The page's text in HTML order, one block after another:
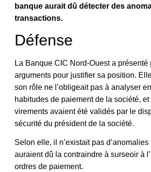
banque aurait dû détecter des
transactions.
Défense
La Banque CIC Nord-Ouest a présenté
arguments pour justifier sa position.
son rôle ne l’obligeait pas à analyser
habitudes de paiement de la société,
virements avaient été validés par le
sécurité du président de la société.
Selon elle, il n’existait pas
auraient dû la contraindre à surseoir à
ordres de paiement.